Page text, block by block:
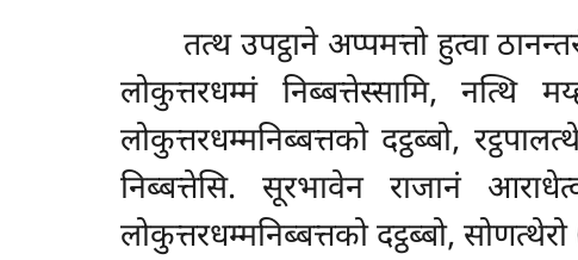
तत्थ उपट्ठाने अप्पमत्तो हुत्वा
लोकुत्तरधम्मं निब्बत्तेस्सामि,
लोकुत्तरधम्मनिब्बत्तको दट्ठब्बो,
निब्बत्तेसि. सूरभावेन राजानं
लोकुत्तरधम्मनिब्बत्तको दट्ठब्बो,